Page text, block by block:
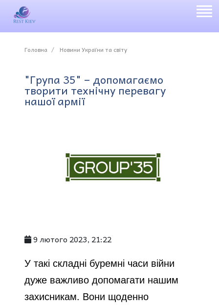
Головна Новини України та світу
"Група 35" – допомагаємо
творити технічну перевагу
нашої армії
9 лютого 2023, 21:22
У такі складні буремні часи війни
дуже важливо допомагати нашим
захисникам. Вони щоденно